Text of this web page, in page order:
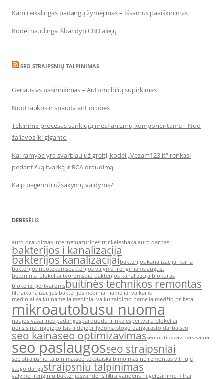
Kam reikalingas padangų žymėjimas – Išsamus paaiškinimas
Kodėl naudinga išbandyti CBD aliejų
SEO STRAIPSNIŲ TALPINIMAS
Geriausias pasirinkimas – Automobilių supirkimas
Nuotraukos ir spauda ant drobės
Tekinimo procesas sunkiųjų mechanizmų komponentams – Nuo
žaliavos iki giganto
Kai ramybė yra svarbiau už greitį, kodėl „Vezam123.lt“ renkasi
pedantišką tvarką ir BCA draudimą
Kaip pagerinti užsakymų valdymą?
DEBESĖLIS
auto draudimas internetuazurines trinkelesbakalauro darbas
bakterijos i kanalizacija
bakterijos kanalizacijaibakterijos kanalizacijai kaina
bakterijos nuotekomsbakterijos valymo irenginiams august
betoniniai blokeliai tvoromsbio bakterijos kanalizacijaibiokuras
blokeliai pertvaromsbuitinės technikos remontas
filtraikanalizacijos bakterijosmediniai nameliai vaikams
mediniai vaiku nameliaimediniai vaiku zaidimo nameliaimedžio briketai
mikroautobusu nuoma
naujos vasarines padangosparduodu trinkelespertvaru blokeliai
poilsis neringojepoilsis nidojeprilydoma stogo dangarasto darbaiseo
seo kainaseo optimizavimasseo optimizavimas kaina
seo paslaugosseo straipsniai
seo straipsniu talpinimasseo tekstaiskalbimo masinu remontas vilniuje
stogo dangastraipsniu talpinimas
valymo irenginiu bakterijosvandens filtraivandens nugeležinimo filtrai